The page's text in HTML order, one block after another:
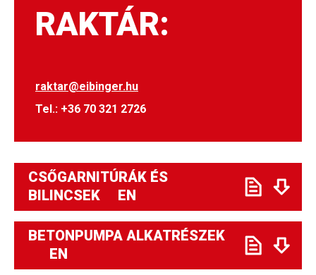
RAKTÁR:
raktar@eibinger.hu
Tel.: +36 70 321 2726
CSŐGARNITÚRÁK ÉS
BILINCSEK EN
BETONPUMPA ALKATRÉSZEK
EN